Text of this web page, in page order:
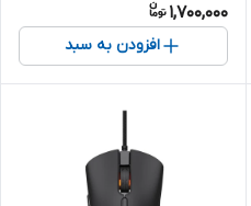
1,700,000
افزودن به سبد